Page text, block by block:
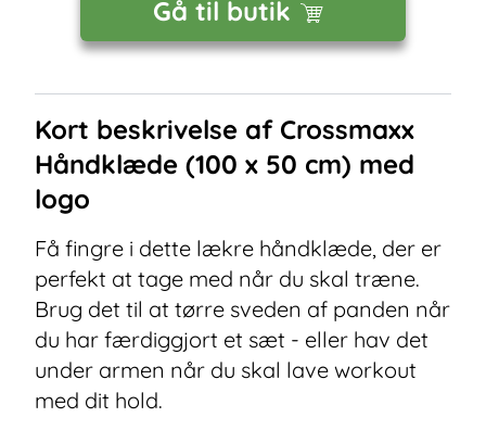
Gå til butik
Kort beskrivelse af Crossmaxx
Håndklæde (100 x 50 cm) med
logo
Få fingre i dette lækre håndklæde, der er
perfekt at tage med når du skal træne.
Brug det til at tørre sveden af panden når
du har færdiggjort et sæt - eller hav det
under armen når du skal lave workout
med dit hold.